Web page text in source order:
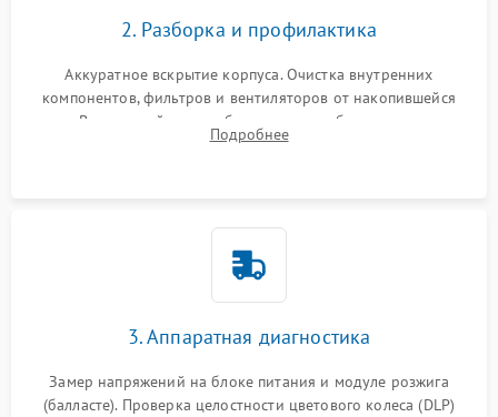
2. Разборка и профилактика
Аккуратное вскрытие корпуса. Очистка внутренних
компонентов, фильтров и вентиляторов от накопившейся
пыли. Визуальный осмотр блока питания, балласта лампы и
материнской платы на наличие прогаров или вздутых
Подробнее
3. Аппаратная диагностика
Замер напряжений на блоке питания и модуле розжига
(балласте). Проверка целостности цветового колеса (DLP)